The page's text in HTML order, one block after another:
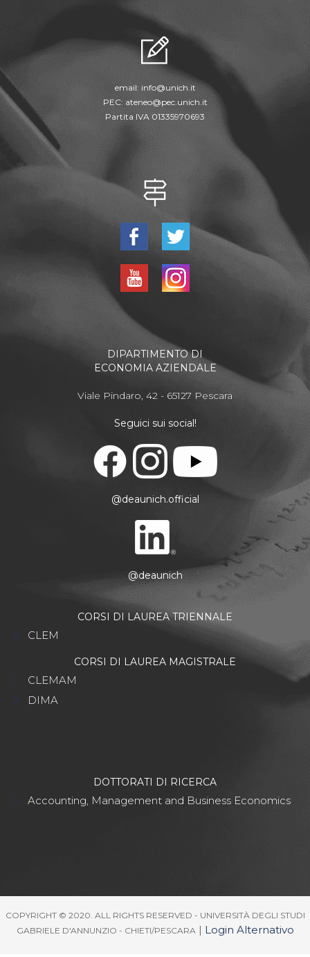
email: info@unich.it
PEC: ateneo@pec.unich.it
Partita IVA 01335970693
DIPARTIMENTO DI
ECONOMIA AZIENDALE
Viale Pindaro, 42 - 65127 Pescara
Seguici sui social!
@deaunich.official
@deaunich
CORSI DI LAUREA TRIENNALE
CLEM
CORSI DI LAUREA MAGISTRALE
CLEMAM
DIMA
DOTTORATI DI RICERCA
Accounting, Management and Business Economics
COPYRIGHT © 2020. ALL RIGHTS RESERVED - UNIVERSITÀ DEGLI STUDI
GABRIELE D'ANNUNZIO - CHIETI/PESCARA| Login Alternativo